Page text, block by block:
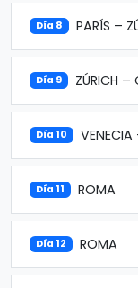
Día 8 PARÍS –
Día 9 ZÚRICH –
Día 10
Día 11 ROMA
Día 12 ROMA